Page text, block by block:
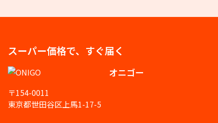
スーパー価格で、すぐ届く
オニゴー
〒154-0011
東京都世田谷区上馬1-17-5